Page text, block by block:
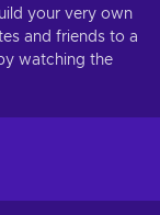
your very own
and friends to a
watching the